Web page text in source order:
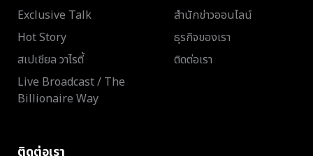
Exclusive Talk
Hot Story
สเปเชียล วาไรตี้
Live Broadcast / The
Billionaire Way
สำนักข่าวออนไลน์
ธุรกิจของเรา
ติดต่อเรา